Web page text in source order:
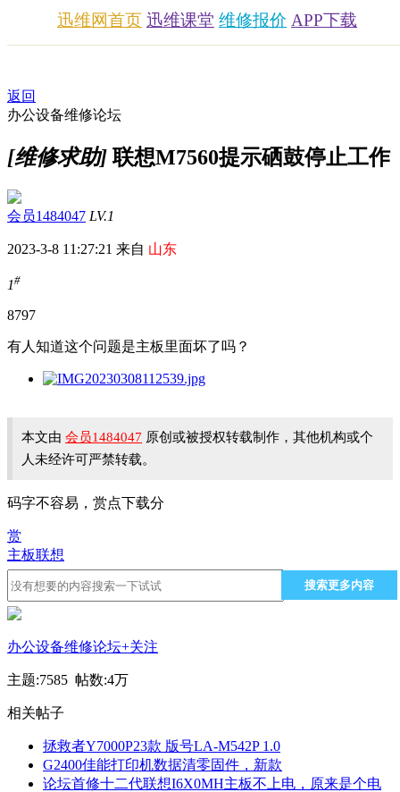
迅维网首页 迅维课堂 维修报价 APP下载
返回
办公设备维修论坛
[维修求助]联想M7560提示硒鼓停止工作
会员1484047 LV.1
2023-3-8 11:27:21 来自 山东
1#
8797
有人知道这个问题是主板里面坏了吗？
本文由 会员1484047 原创或被授权转载制作，其他机构或个
人未经许可严禁转载。
码字不容易，赏点下载分
赏
主板联想
搜索更多内容
办公设备维修论坛+关注
主题:7585 帖数:4万
相关帖子
拯救者Y7000P23款 版号LA-M542P 1.0
G2400佳能打印机数据清零固件，新款
论坛首修十二代联想I6X0MH主板不上电，原来是个电